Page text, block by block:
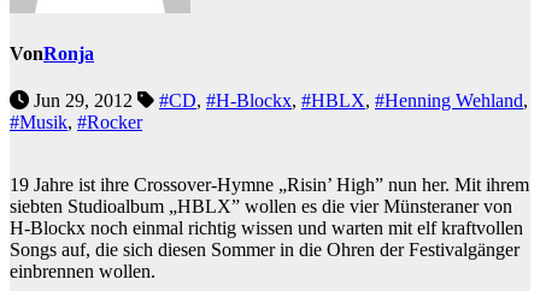
VonRonja
Jun 29, 2012 #CD, #H-Blockx, #HBLX, #Henning Wehland,
#Musik, #Rocker
19 Jahre ist ihre Crossover-Hymne „Risin’ High” nun her. Mit ihrem
siebten Studioalbum „HBLX” wollen es die vier Münsteraner von
H-Blockx noch einmal richtig wissen und warten mit elf kraftvollen
Songs auf, die sich diesen Sommer in die Ohren der Festivalgänger
einbrennen wollen.